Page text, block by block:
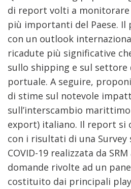
di report volti a
più importanti del Paese. Il
con un outlook
ricadute più significative
sullo shipping e sul settore
portuale. A seguire,
di stime sul notevole
sull’interscambio
export) italiano. Il report si
con i risultati di una
COVID-19 realizzata da
domande rivolte ad un
costituito dai principali